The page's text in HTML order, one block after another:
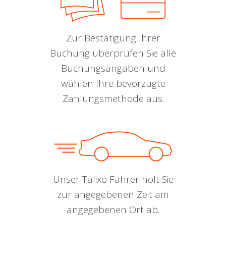
Zur Bestätigung Ihrer
Buchung überprüfen Sie alle
Buchungsangaben und
wählen Ihre bevorzugte
Zahlungsmethode aus.
Unser Talixo Fahrer holt Sie
zur angegebenen Zeit am
angegebenen Ort ab.